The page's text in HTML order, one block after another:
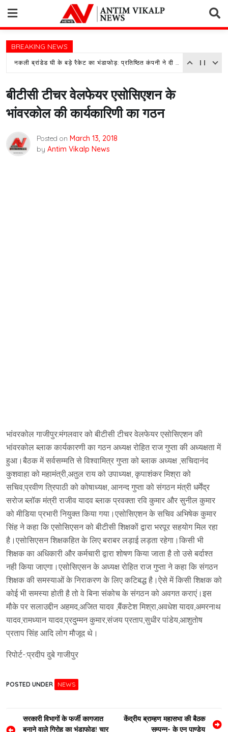
content
BREAKING NEWS
नकली ब्रांडेड घी के बड़े रैकेट का भंडाफोड़: प्रतिष्ठित कंपनी ने दी तहरीर, पुलिस जांच में जुटी
बीटीसी टीचर वेलफेयर एसोसिएशन के
भांवरकोल की कार्यकारिणी का गठन
Posted on March 13, 2018
by Antim Vikalp News
भांवरकोल गाजीपुर:मंगलवार को बीटीसी टीचर वेलफेयर एसोसिएशन की
भांवरकोल ब्लाक कार्यकारणी का गठन अध्यक्ष रोहित राज गुप्ता की अध्यक्षता में
हुआ।बैठक में सर्वसम्मति से विश्वामित्र गुप्ता को ब्लाक अध्यक्ष ,सचिदानंद
कुशवाहा को महामंत्री,अतुल राय को उपाध्यक्ष, कृपाशंकर मिश्रा को
सचिव,प्रवीण त्रिपाठी को कोषाध्यक्ष, आनन्द गुप्ता को संगठन मंत्री धर्मेंद्र
सरोज ब्लॉक मंत्री राजीव यादव ब्लाक प्रवक्ता रवि कुमार और सुनील कुमार
को मीडिया प्रभारी नियुक्त किया गया।एसोसिएशन के सचिव अभिषेक कुमार
सिंह ने कहा कि एसोसिएसन को बीटीसी शिक्षकों द्वारा भरपूर सहयोग मिल रहा
है।एसोसिएसन शिक्षकहित के लिए बराबर लड़ाई लड़ता रहेगा।किसी भी
शिक्षक का अधिकारी और कर्मचारी द्वारा शोषण किया जाता है तो उसे बर्दाश्त
नही किया जाएगा।एसोसिएसन के अध्यक्ष रोहित राज गुप्ता ने कहा कि संगठन
शिक्षक की समस्याओं के निराकरण के लिए कटिबद्ध है।ऐसे में किसी शिक्षक को
कोई भी समस्या होती है तो वे बिना संकोच के संगठन को अवगत कराएं।इस
मौके पर सलाउद्दीन अहमद,अजित यादव ,बैंकटेश मिश्रा,अवधेश यादव,अमरनाथ
यादव,रामध्यान यादव,प्रदुम्मन कुमार,संजय प्रताप,सुधीर पांडेय,आशुतोष
प्रताप सिंह आदि लोग मौजूद थे।
रिपोर्ट-:प्रदीप दुबे गाजीपुर
POSTED UNDER NEWS
Postसरकारी विभागों के फर्जी कागजात
बनाने वाले गिरोह का भंडाफोड़! चार
केंद्रीय ब्राम्हण महासभा की बैठक
सम्पन्न- के एन पाण्डेय